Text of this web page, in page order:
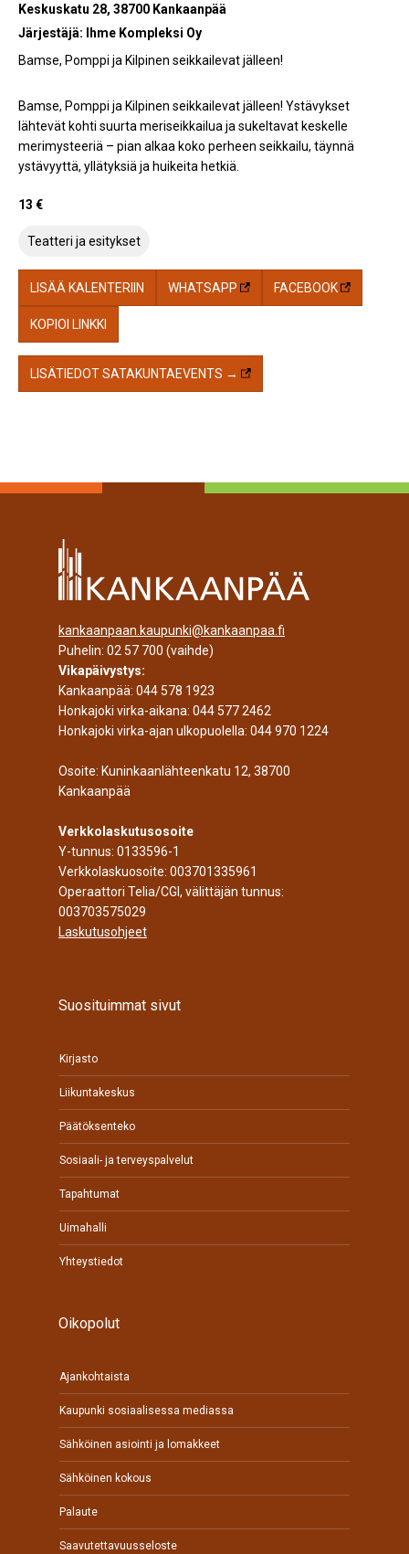
Keskuskatu 28, 38700 Kankaanpää
Järjestäjä: Ihme Kompleksi Oy
Bamse, Pomppi ja Kilpinen seikkailevat jälleen!
Bamse, Pomppi ja Kilpinen seikkailevat jälleen! Ystävykset
lähtevät kohti suurta meriseikkailua ja sukeltavat keskelle
merimysteeriä – pian alkaa koko perheen seikkailu, täynnä
ystävyyttä, yllätyksiä ja huikeita hetkiä.
13 €
Teatteri ja esitykset
LISÄÄ KALENTERIIN WHATSAPP FACEBOOK
KOPIOI LINKKI
LISÄTIEDOT SATAKUNTAEVENTS →
kankaanpaan.kaupunki@kankaanpaa.fi
Puhelin: 02 57 700 (vaihde)
Vikapäivystys:
Kankaanpää: 044 578 1923
Honkajoki virka-aikana: 044 577 2462
Honkajoki virka-ajan ulkopuolella: 044 970 1224
Osoite: Kuninkaanlähteenkatu 12, 38700
Kankaanpää
Verkkolaskutusosoite
Y-tunnus: 0133596-1
Verkkolaskuosoite: 003701335961
Operaattori Telia/CGI, välittäjän tunnus:
003703575029
Laskutusohjeet
Suosituimmat sivut
Kirjasto
Liikuntakeskus
Päätöksenteko
Sosiaali- ja terveyspalvelut
Tapahtumat
Uimahalli
Yhteystiedot
Oikopolut
Ajankohtaista
Kaupunki sosiaalisessa mediassa
Sähköinen asiointi ja lomakkeet
Sähköinen kokous
Palaute
Saavutettavuusseloste